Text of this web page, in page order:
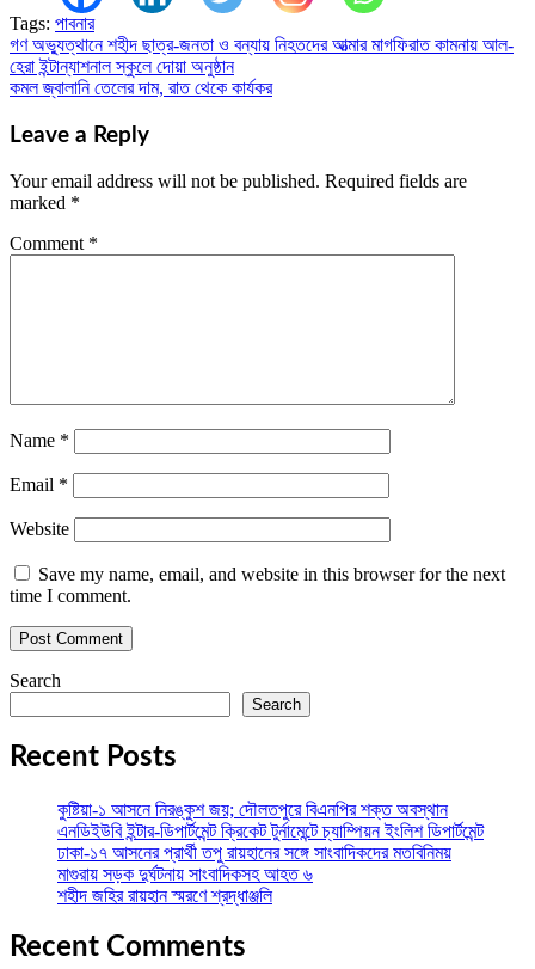
Tags: পাবনার
Post
navigation
গণ অভ্যুত্থানে শহীদ ছাত্র-জনতা ও বন্যায় নিহতদের আত্মার মাগফিরাত কামনায় আল-
হেরা ইন্টান্যাশনাল স্কুলে দোয়া অনুষ্ঠান
কমল জ্বালানি তেলের দাম, রাত থেকে কার্যকর
Leave a Reply
Your email address will not be published. Required fields are
marked *
Comment *
Name *
Email *
Website
Save my name, email, and website in this browser for the next
time I comment.
Search
Search
Recent Posts
কুষ্টিয়া-১ আসনে নিরঙ্কুশ জয়; দৌলতপুরে বিএনপির শক্ত অবস্থান
এনডিইউবি ইন্টার-ডিপার্টমেন্ট ক্রিকেট টুর্নামেন্টে চ্যাম্পিয়ন ইংলিশ ডিপার্টমেন্ট
ঢাকা-১৭ আসনের প্রার্থী তপু রায়হানের সঙ্গে সাংবাদিকদের মতবিনিময়
মাগুরায় সড়ক দুর্ঘটনায় সাংবাদিকসহ আহত ৬
শহীদ জহির রায়হান স্মরণে শ্রদ্ধাঞ্জলি
Recent Comments